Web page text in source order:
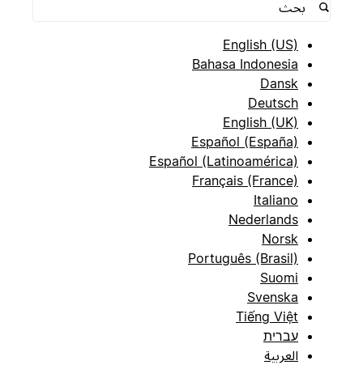
English (US)
Bahasa Indonesia
Dansk
Deutsch
English (UK)
Español (España)
Español (Latinoamérica)
Français (France)
Italiano
Nederlands
Norsk
Português (Brasil)
Suomi
Svenska
Tiếng Việt
עברית
العربية